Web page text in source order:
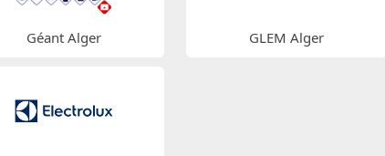
Géant Alger GLEM Alger